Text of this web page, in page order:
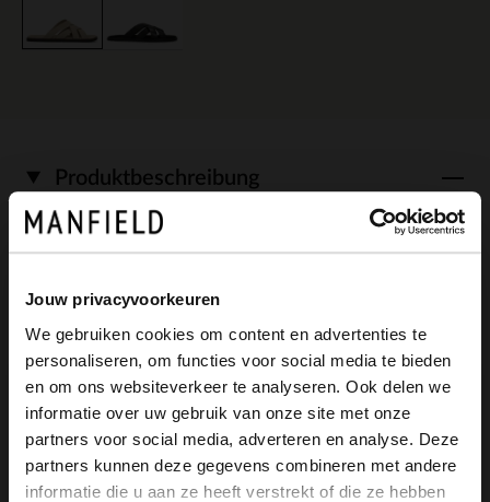
Jouw privacyvoorkeuren
We gebruiken cookies om content en advertenties te
personaliseren, om functies voor social media te bieden
en om ons websiteverkeer te analyseren. Ook delen we
informatie over uw gebruik van onze site met onze
partners voor social media, adverteren en analyse. Deze
partners kunnen deze gegevens combineren met andere
informatie die u aan ze heeft verstrekt of die ze hebben
Produktbeschreibung
Marke Manfield. Die Sandalen haben eine
2 cm dicke Sohle und geflochtene
Riemchen. Als Schuhpflege empfehlen wir
das transparente Veloursleder-/Nubuk-
Spray.
×
View this website in English?
It looks like your language isn't Dutch. Would
you like to switch to English?